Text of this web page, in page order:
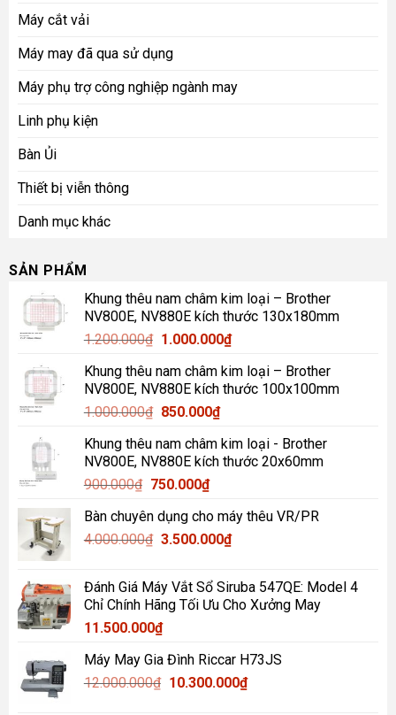
Máy cắt vải
Máy may đã qua sử dụng
Máy phụ trợ công nghiệp ngành may
Linh phụ kiện
Bàn Ủi
Thiết bị viễn thông
Danh mục khác
SẢN PHẨM
Khung thêu nam châm kim loại – Brother
NV800E, NV880E kích thước 130x180mm
1.200.000₫ Giá
là:
1.200.000₫.
1.000.000₫Giá
tại
là:
Khung thêu nam châm kim loại – Brother
NV800E, NV880E kích thước 100x100mm
1.000.000₫ Giá
là:
1.000.000₫.
850.000₫Giá
tại
là:
Khung thêu nam châm kim loại - Brother
NV800E, NV880E kích thước 20x60mm
900.000₫ Giá
là:
900.000₫.
750.000₫Giá
tại
là:
Bàn chuyên dụng cho máy thêu VR/PR
4.000.000₫ Giá
4.000.000₫.
3.500.000₫Giá
là:
3.500.000₫.
Đánh Giá Máy Vắt Sổ Siruba 547QE: Model 4
Chỉ Chính Hãng Tối Ưu Cho Xưởng May
11.500.000₫
Máy May Gia Đình Riccar H73JS
12.000.000₫ Giá
10.300.000₫Giá